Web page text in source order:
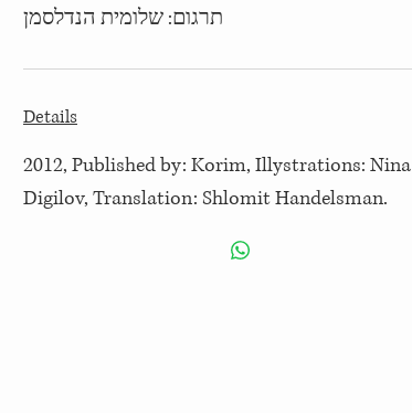
תרגום: שלומית הנדלסמן
Details
2012, Published by: Korim, Illystrations: Nina
Digilov, Translation: Shlomit Handelsman.